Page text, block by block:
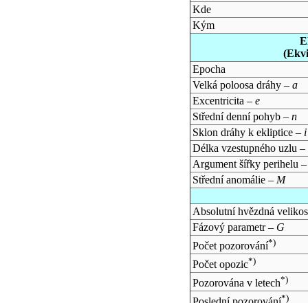
Kde
Kým
Epocha
Velká poloosa dráhy – a
Excentricita – e
Střední denní pohyb – n
Sklon dráhy k ekliptice – i
Délka vzestupného uzlu –
Argument šířky perihelu
Střední anomálie – M
Absolutní hvězdná
Fázový parametr – G
Počet pozorování*)
Počet opozic*)
Pozorována v letech*)
*)